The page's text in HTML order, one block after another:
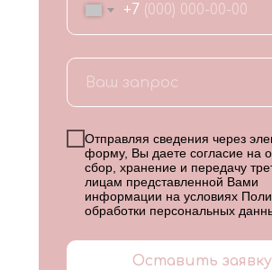
+7
Отправляя сведения через
форму, Вы даете согласие на
сбор, хранение и передачу
лицам представленной Вами
информации на условиях
обработки персональных
Оставить заявку